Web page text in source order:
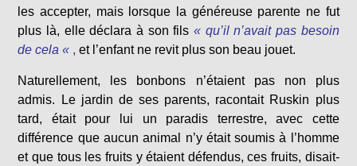
les accepter, mais lorsque la généreuse parente ne fut
plus là, elle déclara à son fils « qu’il n’avait pas besoin
de cela « , et l’enfant ne revit plus son beau jouet.
Naturellement, les bonbons n’étaient pas non plus
admis. Le jardin de ses parents, racontait Ruskin plus
tard, était pour lui un paradis terrestre, avec cette
différence que aucun animal n’y était soumis à l’homme
et que tous les fruits y étaient défendus, ces fruits, disait-